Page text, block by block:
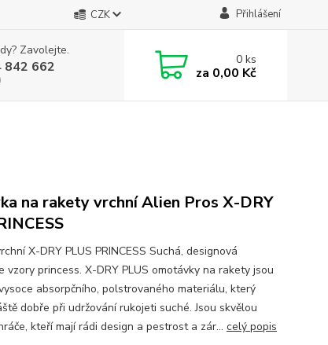
CZK Přihlášení
Zavolejte.
842 662 0ks
za 0,00 Kč
na rakety vrchní Alien Pros X-DRY
X-DRY PLUS PRINCESS Suchá, designová
vzory princess. X-DRY PLUS omotávky na rakety jsou
absorpčního, polstrovaného materiálu, který
dobře při udržování rukojeti suché. Jsou skvělou
kteří mají rádi design a pestrost a zár... celý popis